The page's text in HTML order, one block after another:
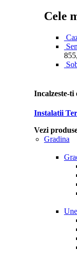
Cele
Incalzeste-ti
Instalatii
Vezi
Gradina